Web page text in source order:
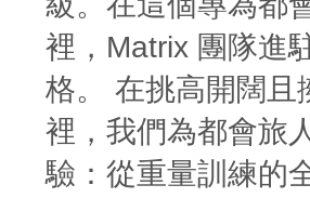
裡，Matrix 團隊進
格。 在挑高開闊且
裡，我們為都會旅
驗：從重量訓練的